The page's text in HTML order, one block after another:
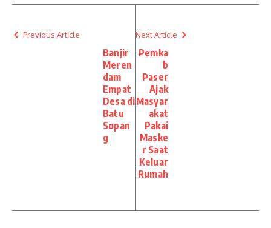
Previous Article
Banjir
Meren
dam
Empat
Desa di
Batu
Sopan
g
Next Article
Pemka
b
Paser
Ajak
Masyar
akat
Pakai
Maske
r Saat
Keluar
Rumah